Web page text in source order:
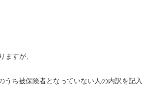
ますが、
うち被保険者となっていない人の内訳を記入